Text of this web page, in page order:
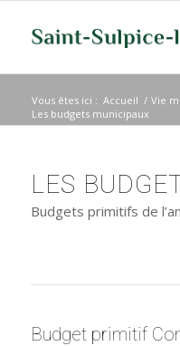
Vous êtes ici : Accueil / Vie
Les budgets municipaux
LES
Budgets primitifs de
Budget primitif